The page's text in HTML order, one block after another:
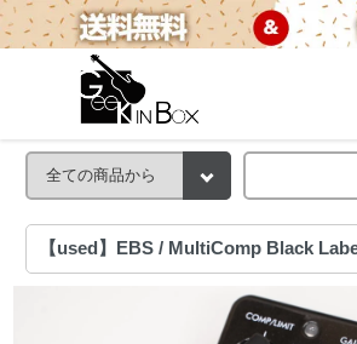
【used】EBS / MultiComp Black